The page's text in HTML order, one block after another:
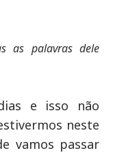
as palavras dele
e isso não
neste
vamos passar